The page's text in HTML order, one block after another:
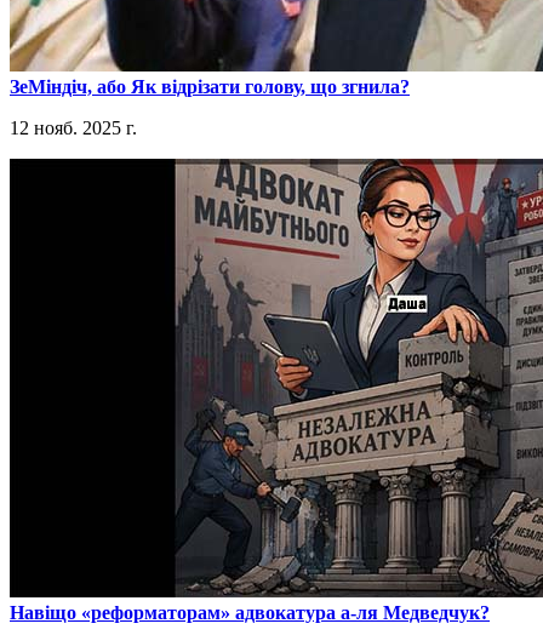
​ЗеМіндіч, або Як відрізати голову, що згнила?
12 нояб. 2025 г.
​Навіщо «реформаторам» адвокатура а-ля Медведчук?